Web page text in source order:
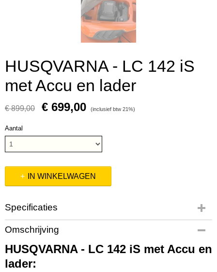
HUSQVARNA - LC 142 iS
met Accu en lader
€ 899,00 € 699,00 (inclusief btw 21%)
Aantal
IN WINKELWAGEN
Specificaties
Productcode
970541903
Productcode leverancier
970541903
Bruto gewicht
Omschrijving
HUSQVARNA - LC 142 iS met Accu en
lader: